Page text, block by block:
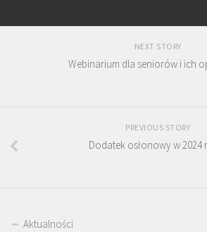
NEXT STORY
Webinarium dla seniorów i ich
PREVIOUS STORY
Dodatek osłonowy w 2024
Aktualności